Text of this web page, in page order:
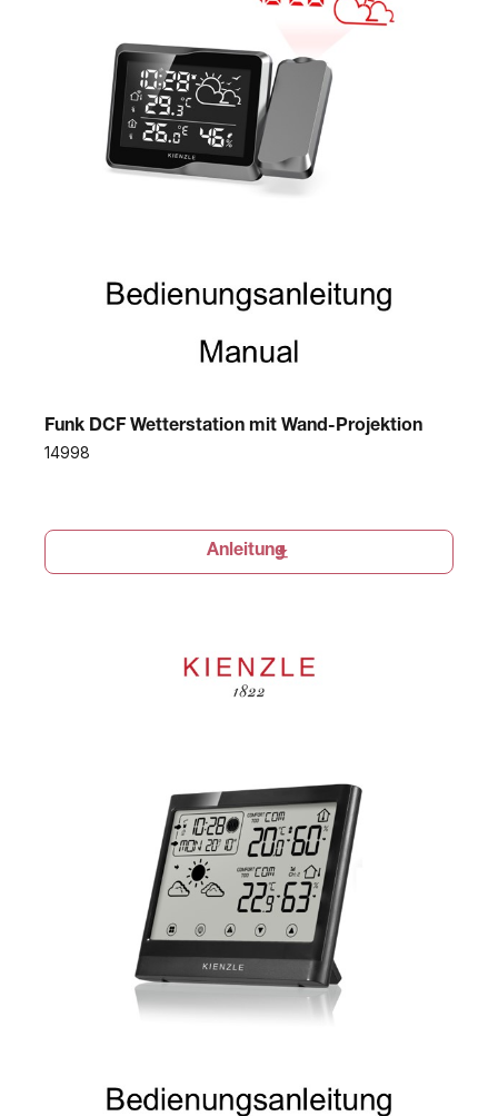
Funk DCF Wetterstation mit Wand-Projektion
14998
Anleitung